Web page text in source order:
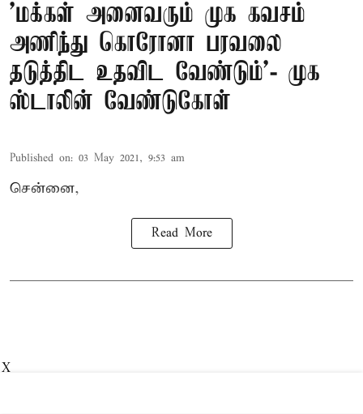
'மக்கள் அனைவரும் முக கவசம்
அணிந்து கொரோனா பரவலை
தடுத்திட உதவிட வேண்டும்'- முக
ஸ்டாலின் வேண்டுகோள்
Published on: 03 May 2021, 9:53 am
சென்னை,
Read More
X